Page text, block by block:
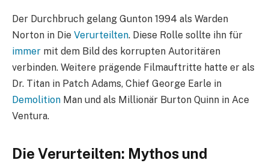
Der Durchbruch gelang Gunton 1994 als Warden
Norton in Die Verurteilten. Diese Rolle sollte ihn für
immer mit dem Bild des korrupten Autoritären
verbinden. Weitere prägende Filmauftritte hatte er als
Dr. Titan in Patch Adams, Chief George Earle in
Demolition Man und als Millionär Burton Quinn in Ace
Ventura.
Die Verurteilten: Mythos und